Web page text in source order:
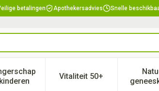
betalingen Apothekersadvies Snelle
en hygiëne categorie
Dieet, voeding en vitamines categorie
Toon submenu voor Zwangerschap en
Vitaliteit 50+Toon submenu voor